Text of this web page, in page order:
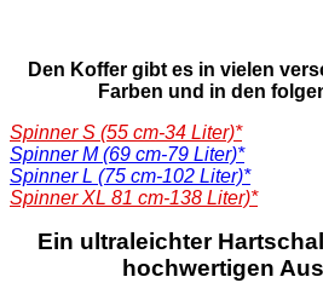
Den Koffer gibt es in vielen
Farben und in den
Spinner S (55 cm-34 Liter)*
Spinner M (69 cm-79 Liter)*
Spinner L (75 cm-102 Liter)*
Spinner XL 81 cm-138 Liter)*
Ein ultraleichter
hochwertigen